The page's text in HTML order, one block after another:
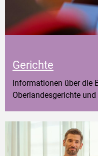
Gerichte
Informationen über die
Oberlandesgerichte